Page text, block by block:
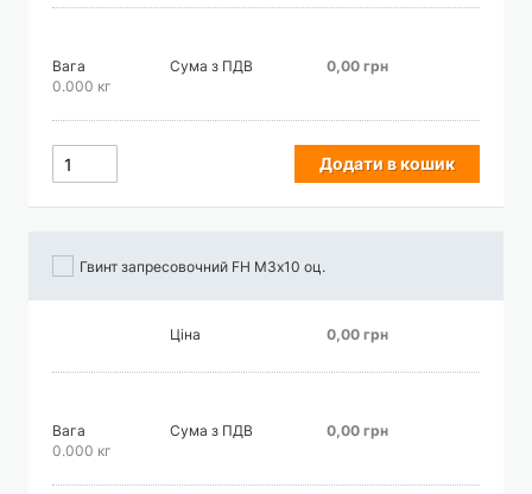
Вага
0.000 кг
Сума з ПДВ 0,00 грн
Додати в кошик
Гвинт запресовочний FH М3х10 оц.
Ціна 0,00 грн
Вага
0.000 кг
Сума з ПДВ 0,00 грн